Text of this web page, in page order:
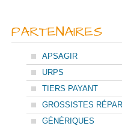
PARTENAIRES
APSAGIR
URPS
TIERS PAYANT
GROSSISTES
GÉNÉRIQUES